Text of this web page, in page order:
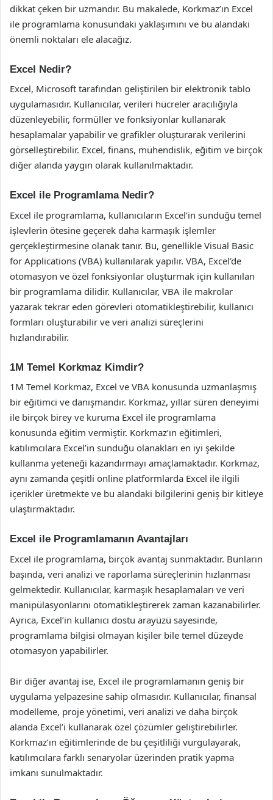
dikkat çeken bir uzmandır. Bu makalede, Korkmaz’ın Excel
ile programlama konusundaki yaklaşımını ve bu alandaki
önemli noktaları ele alacağız.
Excel Nedir?
Excel, Microsoft tarafından geliştirilen bir elektronik tablo
uygulamasıdır. Kullanıcılar, verileri hücreler aracılığıyla
düzenleyebilir, formüller ve fonksiyonlar kullanarak
hesaplamalar yapabilir ve grafikler oluşturarak verilerini
görselleştirebilir. Excel, finans, mühendislik, eğitim ve birçok
diğer alanda yaygın olarak kullanılmaktadır.
Excel ile Programlama Nedir?
Excel ile programlama, kullanıcıların Excel’in sunduğu temel
işlevlerin ötesine geçerek daha karmaşık işlemler
gerçekleştirmesine olanak tanır. Bu, genellikle Visual Basic
for Applications (VBA) kullanılarak yapılır. VBA, Excel’de
otomasyon ve özel fonksiyonlar oluşturmak için kullanılan
bir programlama dilidir. Kullanıcılar, VBA ile makrolar
yazarak tekrar eden görevleri otomatikleştirebilir, kullanıcı
formları oluşturabilir ve veri analizi süreçlerini
hızlandırabilir.
1M Temel Korkmaz Kimdir?
1M Temel Korkmaz, Excel ve VBA konusunda uzmanlaşmış
bir eğitimci ve danışmandır. Korkmaz, yıllar süren deneyimi
ile birçok birey ve kuruma Excel ile programlama
konusunda eğitim vermiştir. Korkmaz’ın eğitimleri,
katılımcılara Excel’in sunduğu olanakları en iyi şekilde
kullanma yeteneği kazandırmayı amaçlamaktadır. Korkmaz,
aynı zamanda çeşitli online platformlarda Excel ile ilgili
içerikler üretmekte ve bu alandaki bilgilerini geniş bir kitleye
ulaştırmaktadır.
Excel ile Programlamanın Avantajları
Excel ile programlama, birçok avantaj sunmaktadır. Bunların
başında, veri analizi ve raporlama süreçlerinin hızlanması
gelmektedir. Kullanıcılar, karmaşık hesaplamaları ve veri
manipülasyonlarını otomatikleştirerek zaman kazanabilirler.
Ayrıca, Excel’in kullanıcı dostu arayüzü sayesinde,
programlama bilgisi olmayan kişiler bile temel düzeyde
otomasyon yapabilirler.
Bir diğer avantaj ise, Excel ile programlamanın geniş bir
uygulama yelpazesine sahip olmasıdır. Kullanıcılar, finansal
modelleme, proje yönetimi, veri analizi ve daha birçok
alanda Excel’i kullanarak özel çözümler geliştirebilirler.
Korkmaz’ın eğitimlerinde de bu çeşitliliği vurgulayarak,
katılımcılara farklı senaryolar üzerinden pratik yapma
imkanı sunulmaktadır.